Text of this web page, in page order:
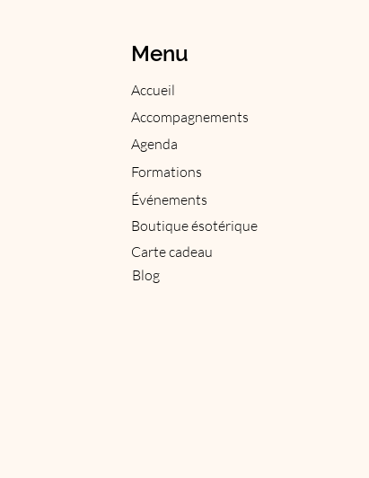
Menu
Accueil
Accompagnements
Agenda
Formations
Événements
Boutique ésotérique
Carte cadeau
Blog